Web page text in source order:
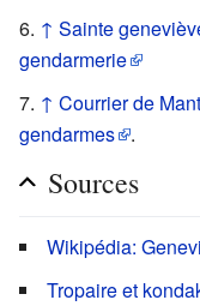
↑ Sainte
gendarmerie
↑ Courrier de
gendarmes
.
Sources
Wikipédia:
Tropaire et